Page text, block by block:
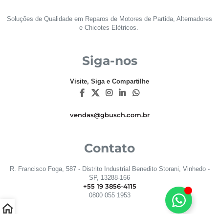
Soluções de Qualidade em Reparos de Motores de Partida, Alternadores
e Chicotes Elétricos.
Siga-nos
Visite, Siga e Compartilhe
vendas@gbusch.com.br
Contato
R. Francisco Foga, 587 - Distrito Industrial Benedito Storani, Vinhedo -
SP, 13288-166
+55 19 3856-4115
0800 055 1953